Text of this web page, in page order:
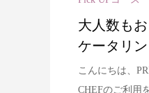
大人数も
ケータリ
こんにちは、
CHEFのご利用